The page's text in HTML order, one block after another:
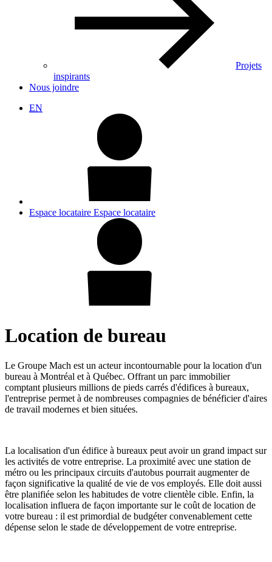
Projets
inspirants
Nous joindre
EN
Espace locataire Espace locataire
Location de bureau
Le Groupe Mach est un acteur incontournable pour la location d'un
bureau à Montréal et à Québec. Offrant un parc immobilier
comptant plusieurs millions de pieds carrés d'édifices à bureaux,
l'entreprise permet à de nombreuses compagnies de bénéficier d'aires
de travail modernes et bien situées.
La localisation d'un édifice à bureaux peut avoir un grand impact sur
les activités de votre entreprise. La proximité avec une station de
métro ou les principaux circuits d'autobus pourrait augmenter de
façon significative la qualité de vie de vos employés. Elle doit aussi
être planifiée selon les habitudes de votre clientèle cible. Enfin, la
localisation influera de façon importante sur le coût de location de
votre bureau : il est primordial de budgéter convenablement cette
dépense selon le stade de développement de votre entreprise.